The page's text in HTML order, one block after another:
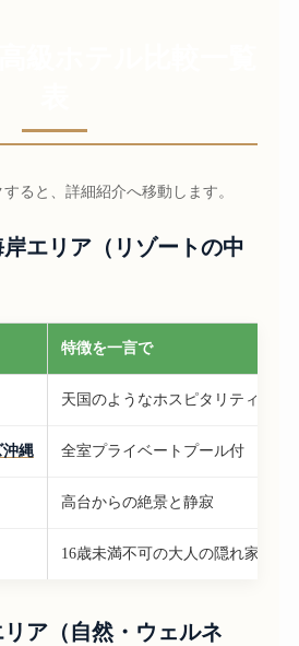
ると、詳細紹介へ移動します。
エリア（リゾートの中
特徴を一言で
天国のようなホスピタリティ
沖縄 全室プライベートプール付
高台からの絶景と静寂
16歳未満不可の大人の隠れ家
ア（自然・ウェルネ